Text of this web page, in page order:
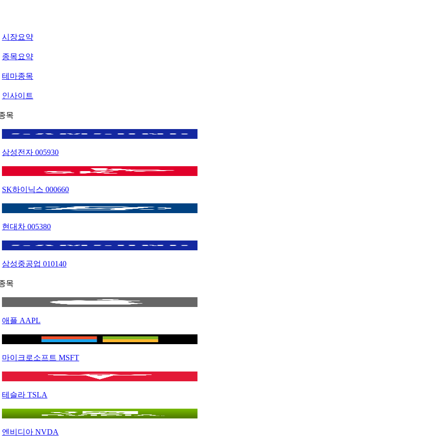
시장요약
종목요약
테마종목
인사이트
목
삼성전자 005930
SK하이닉스 000660
현대차 005380
삼성중공업 010140
목
애플 AAPL
마이크로소프트 MSFT
테슬라 TSLA
엔비디아 NVDA